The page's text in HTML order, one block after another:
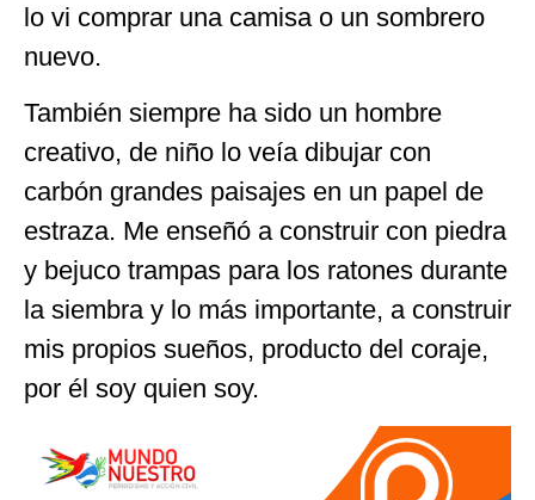
lo vi comprar una camisa o un sombrero
nuevo.
También siempre ha sido un hombre
creativo, de niño lo veía dibujar con
carbón grandes paisajes en un papel de
estraza. Me enseñó a construir con piedra
y bejuco trampas para los ratones durante
la siembra y lo más importante, a construir
mis propios sueños, producto del coraje,
por él soy quien soy.